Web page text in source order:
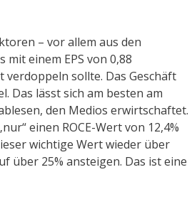
– vor allem aus den
einem EPS von 0,88
verdoppeln sollte. Das Geschäft
Das lässt sich am besten am
den Medios erwirtschaftet.
einen ROCE-Wert von 12,4%
wichtige Wert wieder über
über 25% ansteigen. Das ist eine